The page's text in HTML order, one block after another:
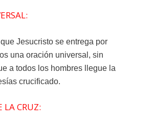
Jesucristo se entrega por
una oración universal, sin
a todos los hombres llegue la
crucificado.
LA CRUZ: